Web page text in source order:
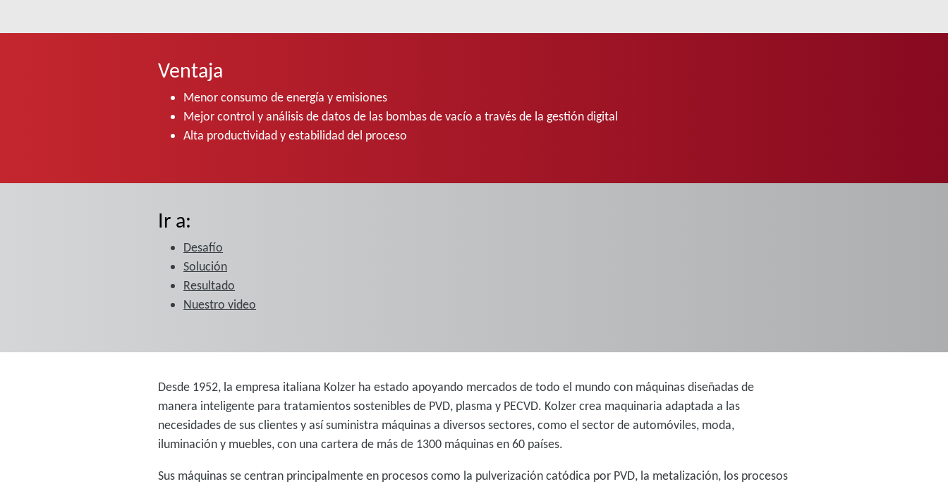
Ventaja
Menor consumo de energía y emisiones
Mejor control y análisis de datos de las bombas de vacío a través de la gestión digital
Alta productividad y estabilidad del proceso
Ir a:
Desafío
Solución
Resultado
Nuestro video
Desde 1952, la empresa italiana Kolzer ha estado apoyando mercados de todo el mundo con máquinas diseñadas de
manera inteligente para tratamientos sostenibles de PVD, plasma y PECVD. Kolzer crea maquinaria adaptada a las
necesidades de sus clientes y así ­suministra máquinas a diversos sectores, como el sector de automóviles, moda,
iluminación y muebles, con una cartera de más de 1300 máquinas en 60 países.
Sus máquinas se centran principalmente en procesos como la pulverización catódica por PVD, la metalización, los procesos